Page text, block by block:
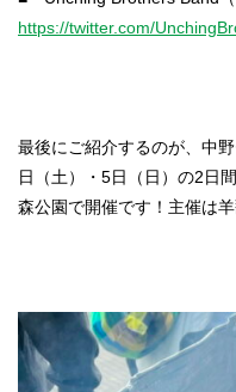
https://twitter.com/
最後にご紹介するのが、中
日（土）・5日（日）の2日
森公園で開催です！主催は